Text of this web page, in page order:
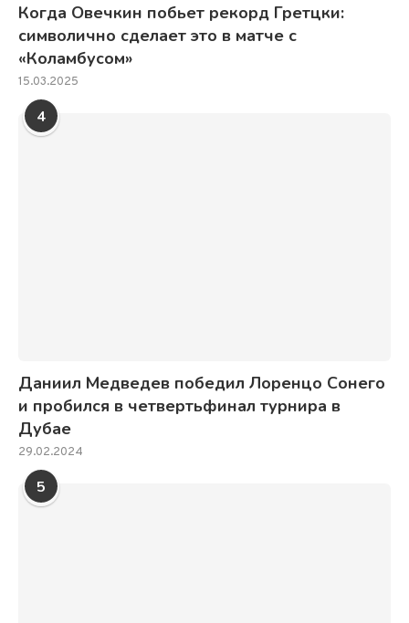
Когда Овечкин побьет рекорд Гретцки:
символично сделает это в матче с
«Коламбусом»
15.03.2025
4
Даниил Медведев победил Лоренцо Сонего
и пробился в четвертьфинал турнира в
Дубае
29.02.2024
5